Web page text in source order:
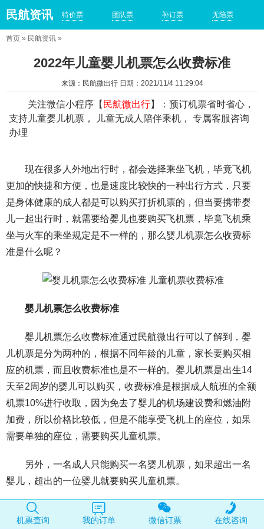
民航资讯 特价票 团队票 补订票 无陪票
首页 » 民航资讯 »
2022年儿童婴儿机票怎么收费标准
来源：民航微出行 日期：2021/11/4 11:29:04
关注微信小程序【 民航微出行】：预订机票省时省心，
支持儿童婴儿机票， 儿童无成人陪伴乘机， 专属客服咨询
办理
现在很多人外地出行时，都会选择乘坐飞机，毕竟飞机
更加的快捷和方便，也是速度比较快的一种出行方式，只要
是身体健康的成人都是可以购买打折机票的，但当要携带婴
儿一起出行时，就需要给婴儿也要购买飞机票，毕竟飞机乘
坐与火车的乘坐规定是不一样的，那么婴儿机票怎么收费标
准是什么呢？
婴儿机票怎么收费标准
婴儿机票怎么收费标准通过民航微出行可以了解到，婴
儿机票是分为两种的，根据不同年龄的儿童，家长要购买相
应的机票，而且收费标准也是不一样的。婴儿机票是出生14
天至2周岁的婴儿可以购买，收费标准是根据成人航班的全额
机票10%进行收取，因为免去了婴儿的机场建设费和燃油附
加费，所以价格比较低，但是不能享受飞机上的座位，如果
需要单独的座位，需要购买儿童机票。
另外，一名成人只能购买一名婴儿机票，如果超出一名
婴儿，超出的一位婴儿就要购买儿童机票。
儿童机票收费标准
机票查询 我的订单 微信订票 在线咨询